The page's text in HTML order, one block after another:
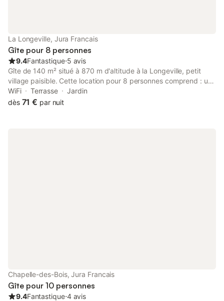
La Longeville, Jura Francais
Gîte pour 8 personnes
9.4Fantastique⋅5 avis
Gîte de 140 m² situé à 870 m d'altitude à la Longeville, petit
village paisible. Cette location pour 8 personnes comprend : une
cuisine toute équipée, un salon, trois grandes chambres, une
salle de bain. Parking, espace vert, terrasse. Activités : chemin
WiFi Terrasse
Jardin
dès 71 € par nuit
Chapelle-des-Bois, Jura Francais
Gîte pour 10 personnes
9.4Fantastique⋅4 avis